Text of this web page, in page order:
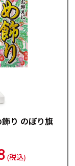
り のぼり旗
(税込)